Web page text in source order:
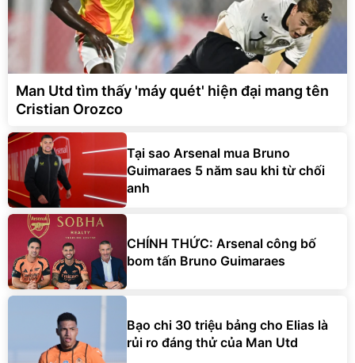
Man Utd tìm thấy 'máy quét' hiện đại mang tên
Cristian Orozco
Tại sao Arsenal mua Bruno
Guimaraes 5 năm sau khi từ chối
anh
CHÍNH THỨC: Arsenal công bố
bom tấn Bruno Guimaraes
Bạo chi 30 triệu bảng cho Elias là
rủi ro đáng thử của Man Utd